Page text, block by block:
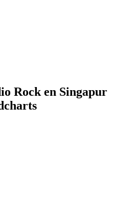
Rock en Singapur